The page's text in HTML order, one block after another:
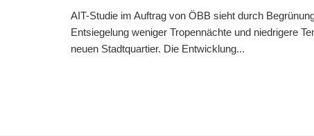
AIT-Studie im Auftrag von ÖBB sieht durch
Entsiegelung weniger Tropennächte und niedrigere
neuen Stadtquartier. Die Entwicklung...